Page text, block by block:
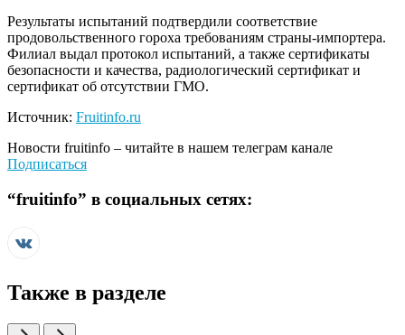
Результаты испытаний подтвердили соответствие
продовольственного гороха требованиям страны-импортера.
Филиал выдал протокол испытаний, а также сертификаты
безопасности и качества, радиологический сертификат и
сертификат об отсутствии ГМО.
Источник: Fruitinfo.ru
Новости fruitinfo – читайте в нашем телеграм канале
Подписаться
“fruitinfo” в социальных сетях:
Также в разделе